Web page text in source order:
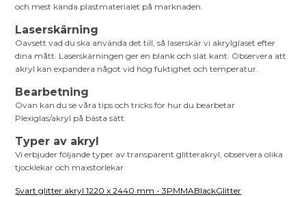
och mest kända plastmaterialet på marknaden.
Laserskärning
Oavsett vad du ska använda det till, så laserskär vi akrylglaset efter
dina mått. Laserskärningen ger en blank och slät kant. Observera att
akryl kan expandera något vid hög fuktighet och temperatur.
Bearbetning
Ovan kan du se våra tips och tricks för hur du bearbetar
Plexiglas/akryl på bästa sätt.
Typer av akryl
Vi erbjuder följande typer av transparent glitterakryl, observera olika
tjocklekar och maxstorlekar
Svart glitter akryl 1220 x 2440 mm - 3PMMABlackGlitter